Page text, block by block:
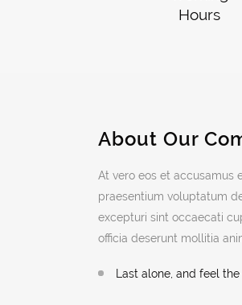
Hours
About Our
At vero eos et accusamus
praesentium voluptatum
excepturi sint occaecati
officia deserunt mollitia
Last alone, and feel